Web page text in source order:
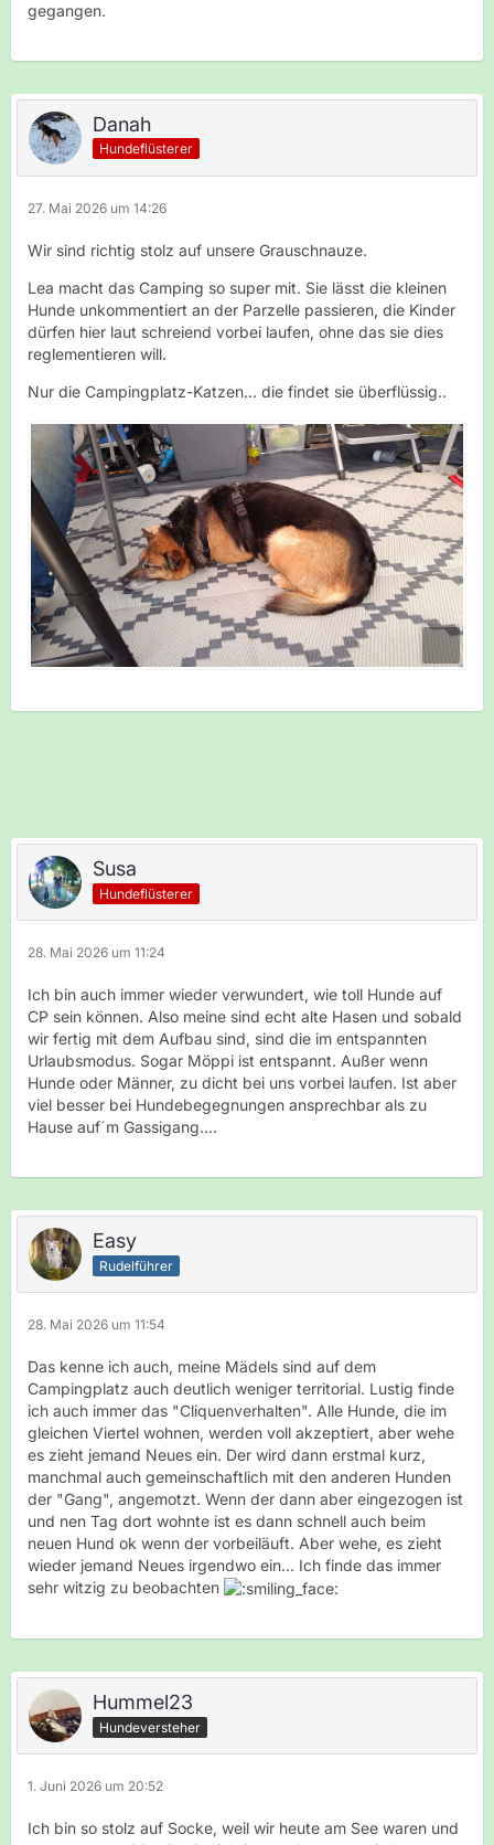
gegangen.
Danah
Hundeflüsterer
27. Mai 2026 um 14:26
Wir sind richtig stolz auf unsere Grauschnauze.
Lea macht das Camping so super mit. Sie lässt die kleinen
Hunde unkommentiert an der Parzelle passieren, die Kinder
dürfen hier laut schreiend vorbei laufen, ohne das sie dies
reglementieren will.
Nur die Campingplatz-Katzen... die findet sie überflüssig..
Susa
Hundeflüsterer
28. Mai 2026 um 11:24
Ich bin auch immer wieder verwundert, wie toll Hunde auf
CP sein können. Also meine sind echt alte Hasen und sobald
wir fertig mit dem Aufbau sind, sind die im entspannten
Urlaubsmodus. Sogar Möppi ist entspannt. Außer wenn
Hunde oder Männer, zu dicht bei uns vorbei laufen. Ist aber
viel besser bei Hundebegegnungen ansprechbar als zu
Hause auf´m Gassigang....
Easy
Rudelführer
28. Mai 2026 um 11:54
Das kenne ich auch, meine Mädels sind auf dem
Campingplatz auch deutlich weniger territorial. Lustig finde
ich auch immer das "Cliquenverhalten". Alle Hunde, die im
gleichen Viertel wohnen, werden voll akzeptiert, aber wehe
es zieht jemand Neues ein. Der wird dann erstmal kurz,
manchmal auch gemeinschaftlich mit den anderen Hunden
der "Gang", angemotzt. Wenn der dann aber eingezogen ist
und nen Tag dort wohnte ist es dann schnell auch beim
neuen Hund ok wenn der vorbeiläuft. Aber wehe, es zieht
wieder jemand Neues irgendwo ein... Ich finde das immer
sehr witzig zu beobachten
Hummel23
Hundeversteher
1. Juni 2026 um 20:52
Ich bin so stolz auf Socke, weil wir heute am See waren und